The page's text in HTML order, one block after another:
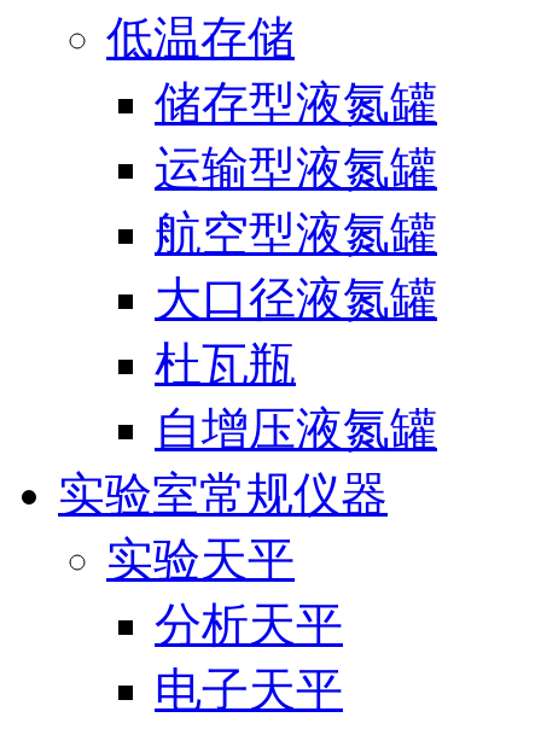
低温存储
储存型液氮罐
运输型液氮罐
航空型液氮罐
大口径液氮罐
杜瓦瓶
自增压液氮罐
实验室常规仪器
实验天平
分析天平
电子天平